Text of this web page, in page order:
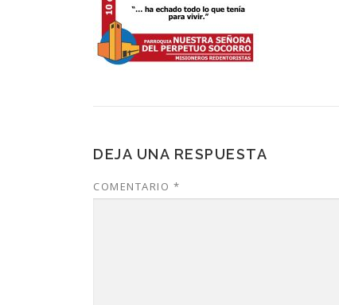
DEJA UNA RESPUESTA
COMENTARIO *